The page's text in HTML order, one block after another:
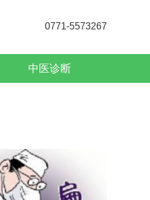
0771-5573267
中医诊断